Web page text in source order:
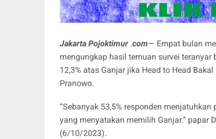
Jakarta Pojoktimur .com— Empat bulan
mengungkap hasil temuan survei
12,3% atas Ganjar jika Head to Head
Pranowo.
“Sebanyak 53,5% responden
yang menyatakan memilih Ganjar.” papar
(6/10/2023).